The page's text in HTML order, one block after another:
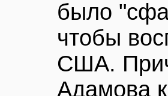
было
чтобы
США.
Адамова